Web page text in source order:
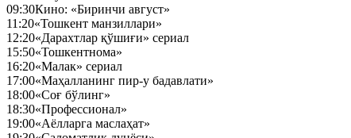
09:30Кино: «Биринчи август»
11:20«Тошкент манзиллари»
12:20«Дарахтлар қўшиғи» сериал
15:50«Тошкентнома»
16:20«Малак» сериал
17:00«Маҳалланинг пир-у бадавлати»
18:00«Соғ бўлинг»
18:30«Профессионал»
19:00«Аёлларга маслаҳат»